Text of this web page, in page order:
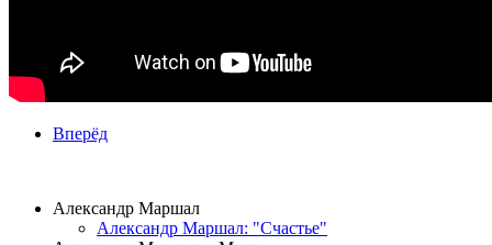
Вперёд
Александр Маршал
Александр Маршал: "Счастье"